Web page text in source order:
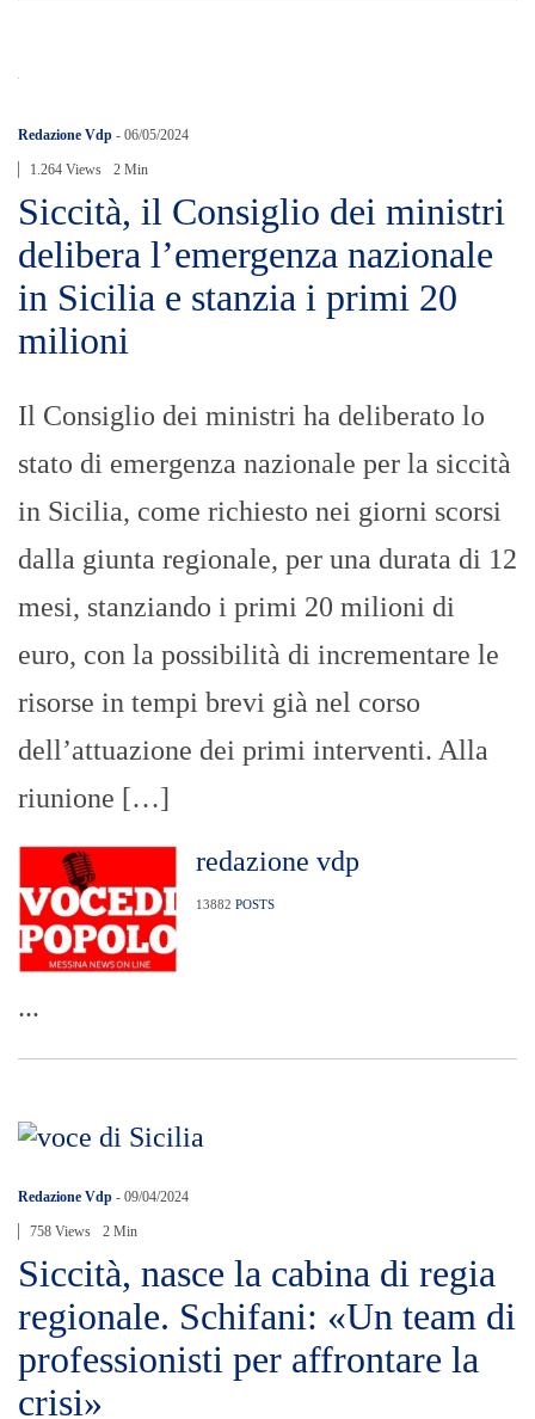
Redazione Vdp - 06/05/2024
1.264 Views 2 Min
Siccità, il Consiglio dei ministri
delibera l’emergenza nazionale
in Sicilia e stanzia i primi 20
milioni
Il Consiglio dei ministri ha deliberato lo
stato di emergenza nazionale per la siccità
in Sicilia, come richiesto nei giorni scorsi
dalla giunta regionale, per una durata di 12
mesi, stanziando i primi 20 milioni di
euro, con la possibilità di incrementare le
risorse in tempi brevi già nel corso
dell’attuazione dei primi interventi. Alla
riunione […]
redazione vdp
13882 POSTS
...
Redazione Vdp - 09/04/2024
758 Views 2 Min
Siccità, nasce la cabina di regia
regionale. Schifani: «Un team di
professionisti per affrontare la
crisi»